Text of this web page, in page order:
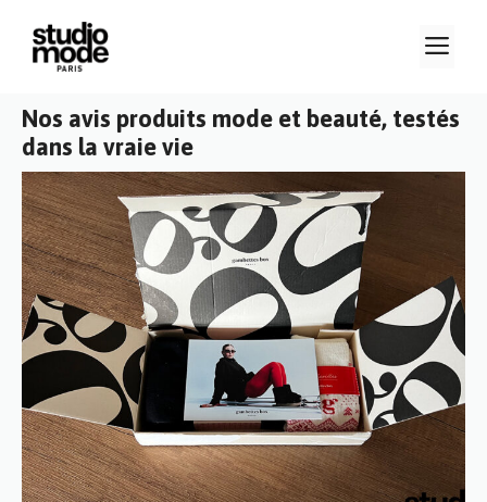
contenu
Nos avis produits mode et beauté, testés
dans la vraie vie